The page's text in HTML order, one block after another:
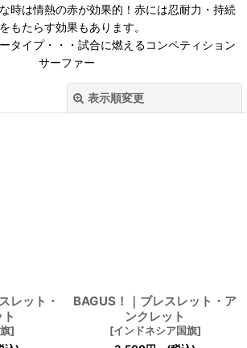
時は情熱の赤が効果的！赤には忍耐力・持続
もたらす効果もあります。
タイプ・・・試合に燃えるコンペティション
サーファー
表示順変更
レット・
]
BAGUS！｜ブレスレット・ア
ンクレット
[インドネシア国旗]